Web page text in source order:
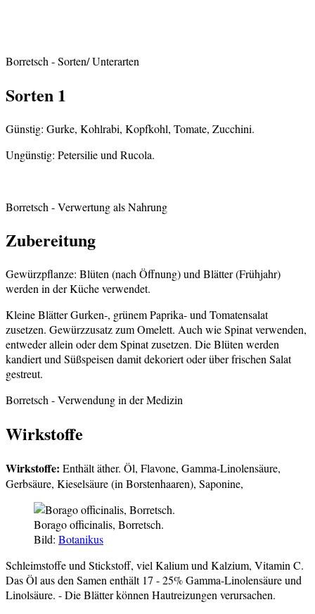
Borretsch - Sorten/ Unterarten
Sorten 1
Günstig: Gurke, Kohlrabi, Kopfkohl, Tomate, Zucchini.
Ungünstig: Petersilie und Rucola.
Borretsch - Verwertung als Nahrung
Zubereitung
Gewürzpflanze: Blüten (nach Öffnung) und Blätter (Frühjahr)
werden in der Küche verwendet.
Kleine Blätter Gurken-, grünem Paprika- und Tomatensalat
zusetzen. Gewürzzusatz zum Omelett. Auch wie Spinat verwenden,
entweder allein oder dem Spinat zusetzen. Die Blüten werden
kandiert und Süßspeisen damit dekoriert oder über frischen Salat
gestreut.
Borretsch- Verwendung in der Medizin
Wirkstoffe
Wirkstoffe: Enthält äther. Öl, Flavone, Gamma-Linolensäure,
Gerbsäure, Kieselsäure (in Borstenhaaren), Saponine,
Borago officinalis, Borretsch.
Bild: Botanikus
Schleimstoffe und Stickstoff, viel Kalium und Kalzium, Vitamin C.
Das Öl aus den Samen enthält 17 - 25% Gamma-Linolensäure und
Linolsäure. - Die Blätter können Hautreizungen verursachen.